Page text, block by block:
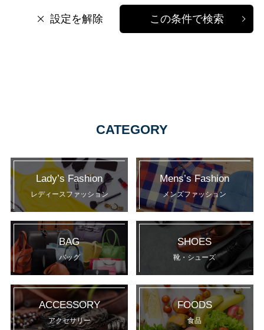
設定を解除 この条件で検索
CATEGORY
Lady’s Fashion
レディースファッション
Mens’s Fashion
メンズファッション
BAG
バッグ
SHOES
靴・シューズ
ACCESSORY
アクセサリー
FOODS
食品